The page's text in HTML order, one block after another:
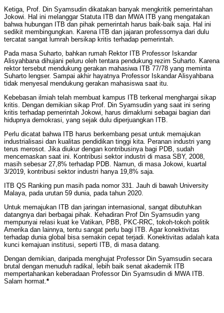
Ketiga, Prof. Din Syamsudin dikatakan banyak mengkritik pemerintahan
Jokowi. Hal ini melanggar Statuta ITB dan MWA ITB yang mengatakan
bahwa hubungan ITB dan pihak pemerintah harus baik-baik saja. Hal ini
sedikit membingungkan. Karena ITB dan jajaran professornya dari dulu
tercatat sangat lumrah bersikap kritis terhadap pemerintah.
Pada masa Suharto, bahkan rumah Rektor ITB Professor Iskandar
Alisyahbana dihujani peluru oleh tentara pendukung rezim Suharto. Karena
rektor tersebut mendukung gerakan mahasiwa ITB 77/78 yang meminta
Suharto lengser. Sampai akhir hayatnya Professor Iskandar Alisyahbana
tidak menyesal mendukung gerakan mahasiswa saat itu.
Kebebasan ilmiah telah membuat kampus ITB terkenal menghargai sikap
kritis. Dengan demikian sikap Prof. Din Syamsudin yang saat ini sering
kritis terhadap pemerintah Jokowi, harus dimaklumi sebagai bagian dari
hidupnya demokrasi, yang sejak dulu diperjuangkan ITB.
Perlu dicatat bahwa ITB harus berkembang pesat untuk memajukan
industrialisasi dan kualitas pendidikan tinggi kita. Peranan industri yang
terus merosot. Jika diukur dengan kontribusinya bagi PDB, sudah
mencemaskan saat ini. Kontribusi sektor industri di masa SBY, 2008,
masih sebesar 27,8% terhadap PDB. Namun, di masa Jokowi, kuartal
3/2019, kontribusi sektor industri hanya 19,8% saja.
ITB QS Ranking pun masih pada nomor 331. Jauh di bawah University
Malaya, pada urutan 59 dunia, pada tahun 2020.
Untuk memajukan ITB dan jaringan internasional, sangat dibutuhkan
datangnya dari berbagai pihak. Kehadiran Prof Din Syamsudin yang
mempunyai relasi kuat ke Vatikan, PBB, PKC-RRC, tokoh-tokoh politik
Amerika dan lainnya, tentu sangat perlu bagi ITB. Agar konektivitas
terhadap dunia global bisa semakin cepat terjadi. Konektivitas adalah kata
kunci kemajuan institusi, seperti ITB, di masa datang.
Dengan demikian, daripada menghujat Professor Din Syamsudin secara
brutal dengan menuduh radikal, lebih baik senat akademik ITB
mempertahankan keberadaan Professor Din Syamsudin di MWA ITB.
Salam hormat.*